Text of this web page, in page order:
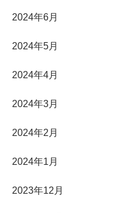
2024年6月
2024年5月
2024年4月
2024年3月
2024年2月
2024年1月
2023年12月